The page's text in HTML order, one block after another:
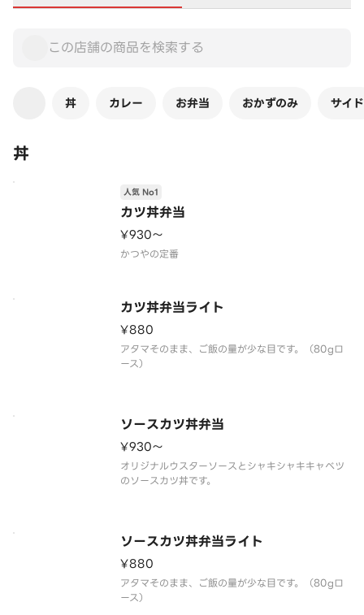
丼 カレー お弁当 おかずのみ サイド
丼
カツ丼弁当
人気 No1
¥930〜
かつやの定番
カツ丼弁当ライト
¥880
アタマそのまま、ご飯の量が少な目です。（80gロ
ース）
ソースカツ丼弁当
¥930〜
オリジナルウスターソースとシャキシャキキャベツ
のソースカツ丼です。
ソースカツ丼弁当ライト
¥880
アタマそのまま、ご飯の量が少な目です。（80gロ
ース）